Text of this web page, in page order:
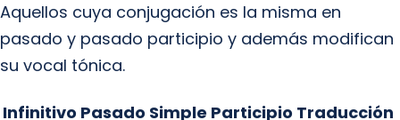
Aquellos cuya conjugación es la misma en
pasado y pasado participio y además modifican
su vocal tónica.
Infinitivo Pasado Simple Participio Traducción